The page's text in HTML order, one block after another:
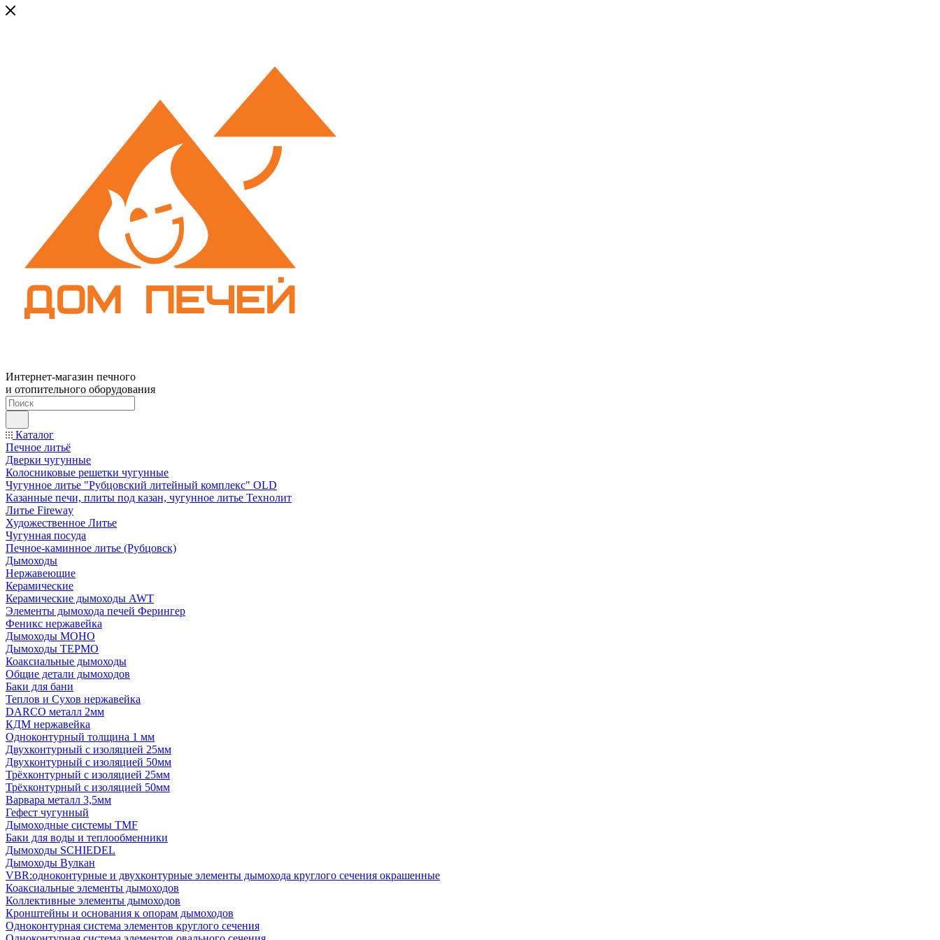
Интернет-магазин печного
и отопительного оборудования
Каталог
Печное литьё
Дверки чугунные
Колосниковые решетки чугунные
Чугунное литье "Рубцовский литейный комплекс" OLD
Казанные печи, плиты под казан, чугунное литье Технолит
Литье Fireway
Художественное Литье
Чугунная посуда
Печное-каминное литье (Рубцовск)
Дымоходы
Нержавеющие
Керамические
Керамические дымоходы AWT
Элементы дымохода печей Ферингер
Феникс нержавейка
Дымоходы МОНО
Дымоходы ТЕРМО
Коаксиальные дымоходы
Общие детали дымоходов
Баки для бани
Теплов и Сухов нержавейка
DARCO металл 2мм
КДМ нержавейка
Одноконтурный толщина 1 мм
Двухконтурный с изоляцией 25мм
Двухконтурный с изоляцией 50мм
Трёхконтурный с изоляцией 25мм
Трёхконтурный с изоляцией 50мм
Варвара металл 3,5мм
Гефест чугунный
Дымоходные системы TMF
Баки для воды и теплообменники
Дымоходы SCHIEDEL
Дымоходы Вулкан
VBR:одноконтурные и двухконтурные элементы дымохода круглого сечения окрашенные
Коаксиальные элементы дымоходов
Коллективные элементы дымоходов
Кронштейны и основания к опорам дымоходов
Одноконтурная система элементов круглого сечения